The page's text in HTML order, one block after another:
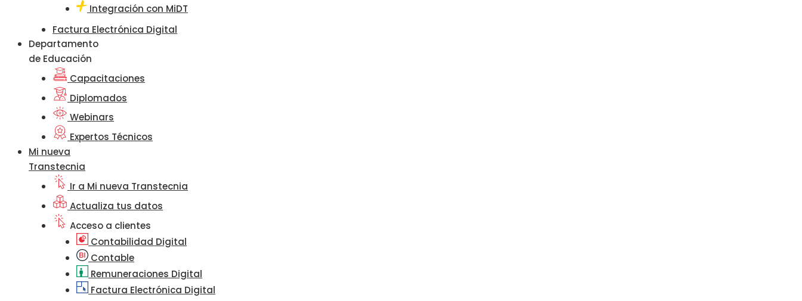
Integración con MiDT
Factura Electrónica Digital
Departamento
de Educación
Capacitaciones
Diplomados
Webinars
Expertos Técnicos
Mi nueva
Transtecnia
Ir a Mi nueva Transtecnia
Actualiza tus datos
Acceso a clientes
Contabilidad Digital
Contable
Remuneraciones Digital
Factura Electrónica Digital